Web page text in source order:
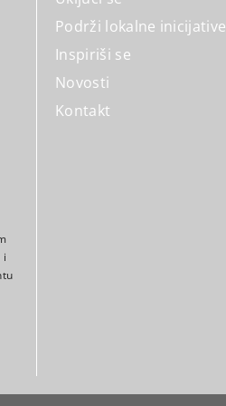
i
Podrži lokalne inicijative
Inspiriši se
Novosti
Kontakt